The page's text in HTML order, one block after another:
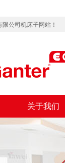
公司机床子网站！
关于我们